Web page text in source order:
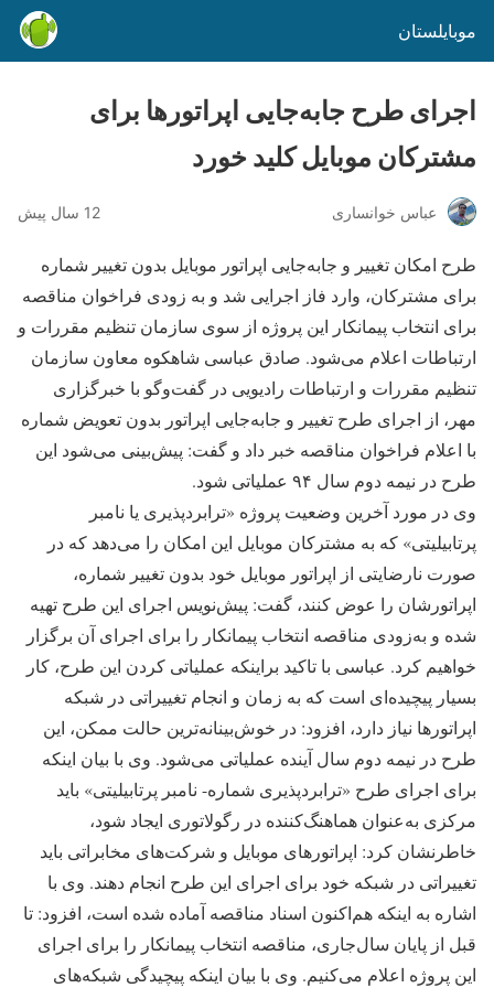
موبایلستان
اجرای طرح جابه‌جایی اپراتورها برای
مشترکان موبایل کلید خورد
عباس خوانساری 12 سال پیش
طرح امکان تغییر و جابه‌جایی اپراتور موبایل بدون تغییر شماره
برای مشترکان، وارد فاز اجرایی شد و به زودی فراخوان مناقصه
برای انتخاب پیمانکار این پروژه از سوی سازمان تنظیم مقررات و
ارتباطات اعلام می‌شود. صادق عباسی شاهکوه معاون سازمان
تنظیم مقررات و ارتباطات رادیویی در گفت‌وگو با خبرگزاری
مهر، از اجرای طرح تغییر و جابه‌جایی اپراتور بدون تعویض شماره
با اعلام فراخوان مناقصه خبر داد و گفت: پیش‌بینی می‌شود این
طرح در نیمه دوم سال ۹۴ عملیاتی شود.
وی در مورد آخرین وضعیت پروژه «ترابردپذیری یا نامبر
پرتابیلیتی» که به مشترکان موبایل این امکان را می‌دهد که در
صورت نارضایتی از اپراتور موبایل خود بدون تغییر شماره،
اپراتورشان را عوض کنند، گفت: پیش‌نویس اجرای این طرح تهیه
شده و به‌زودی مناقصه انتخاب پیمانکار را برای اجرای آن برگزار
خواهیم کرد. عباسی با تاکید براینکه عملیاتی کردن این طرح، کار
بسیار پیچیده‌ای است که به زمان و انجام تغییراتی در شبکه
اپراتورها نیاز دارد، افزود: در خوش‌بینانه‌ترین حالت ممکن، این
طرح در نیمه دوم سال آینده عملیاتی می‌شود. وی با بیان اینکه
برای اجرای طرح «ترابردپذیری شماره- نامبر پرتابیلیتی» باید
مرکزی به‌عنوان هماهنگ‌کننده در رگولاتوری ایجاد شود،
خاطرنشان کرد: اپراتورهای موبایل و شرکت‌های مخابراتی باید
تغییراتی در شبکه خود برای اجرای این طرح انجام دهند. وی با
اشاره به اینکه هم‌اکنون اسناد مناقصه آماده شده است، افزود: تا
قبل از پایان سال‌جاری، مناقصه انتخاب پیمانکار را برای اجرای
این پروژه اعلام می‌کنیم. وی با بیان اینکه پیچیدگی شبکه‌های